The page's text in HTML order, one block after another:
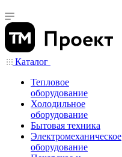
Каталог
Тепловое
оборудование
Холодильное
оборудование
Бытовая техника
Электромеханическое
оборудование